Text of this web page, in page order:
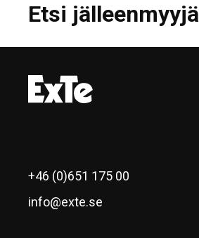
Etsi jälleenmyyjä
+46 (0)651 175 00
info@exte.se